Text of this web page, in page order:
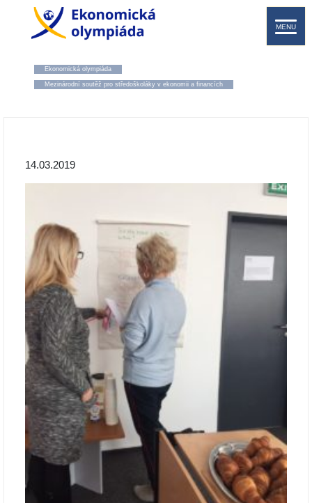
MENU
Ekonomická olympiáda
Mezinárodní soutěž pro středoškoláky v ekonomii a financích
14.03.2019